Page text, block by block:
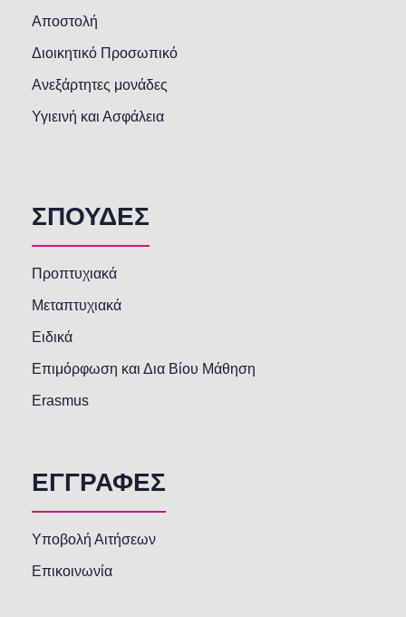
Αποστολή
Διοικητικό Προσωπικό
Ανεξάρτητες μονάδες
Υγιεινή και Ασφάλεια
ΣΠΟΥΔΕΣ
Προπτυχιακά
Μεταπτυχιακά
Ειδικά
Επιμόρφωση και Δια Βίου Μάθηση
Erasmus
ΕΓΓΡΑΦΕΣ
Υποβολή Αιτήσεων
Επικοινωνία